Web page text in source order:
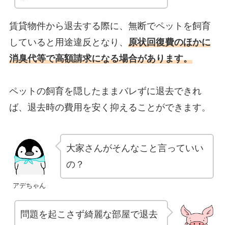
賃貸物件から退去する際に、無断でペットを飼育
していると用途違反となり、 原状回復費のほかに
消臭代等で高額請求になる場合があります。
ペットの飼育を隠したままバレずに退去できれ
ば、退去時の費用を安く抑えることができます。
アデちゃん
大家さんがそんなこと言っていい
の？
問題を起こさず綺麗な部屋で退去